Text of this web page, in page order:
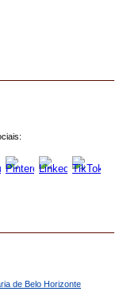
de Belo Horizonte